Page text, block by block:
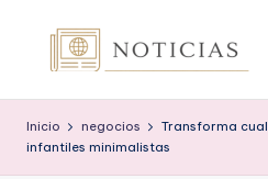
contenido
o
t
Inicio negocios
Transforma
infantiles minimalistas